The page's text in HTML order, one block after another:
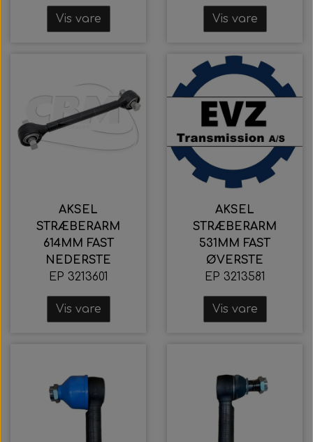
Vis vare Vis vare
AKSEL
STRÆBERARM
614MM FAST
NEDERSTE
EP 3213601
Vis vare
AKSEL
STRÆBERARM
531MM FAST
ØVERSTE
EP 3213581
Vis vare